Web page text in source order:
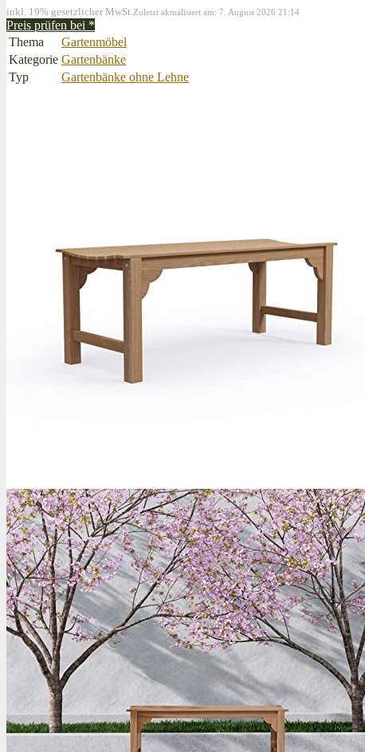
inkl. 19% gesetzlicher MwSt. Zuletzt aktualisiert am: 7. August 2026 21:14
Preis prüfen bei *
Thema
Gartenmöbel
Kategorie Gartenbänke
Typ
Gartenbänke ohne Lehne